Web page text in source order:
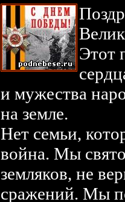
Этот
и мужества
на земле.
Нет семьи,
война. Мы
земляков, не
сражений. Мы